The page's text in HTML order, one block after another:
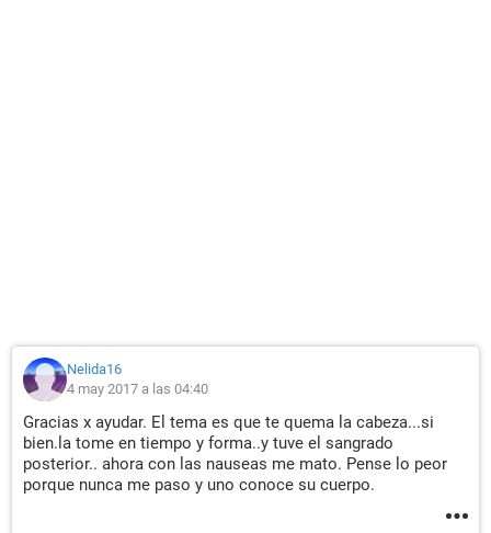
Nelida16
4 may 2017 a las 04:40
Gracias x ayudar. El tema es que te quema la cabeza...si
bien.la tome en tiempo y forma..y tuve el sangrado
posterior.. ahora con las nauseas me mato. Pense lo peor
porque nunca me paso y uno conoce su cuerpo.